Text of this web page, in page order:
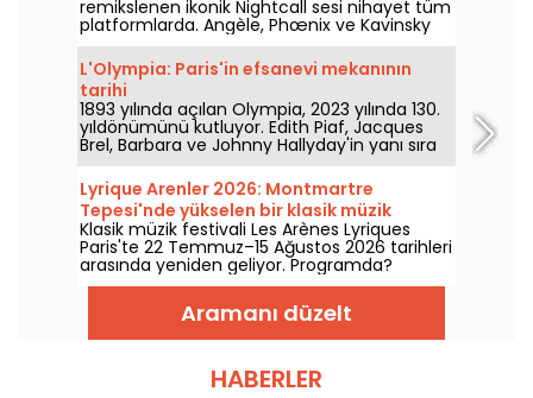
remikslenen ikonik Nightcall sesi nihayet tüm
platformlarda. Angèle, Phœnix ve Kavinsky
tarafından yapılan bir versiyon, resmi olarak
yayınlanmadan önce zaten heyecan
yaratmıştı.
L'Olympia: Paris'in efsanevi mekanının
tarihi
1893 yılında açılan Olympia, 2023 yılında 130.
yıldönümünü kutluyor. Edith Piaf, Jacques
Brel, Barbara ve Johnny Hallyday'in yanı sıra
Billie Holiday, The Beatles ve The Rolling
Stones gibi isimlerin sahne aldığı bu efsanevi
Paris konser ve eğlence mekânının tarihine
bir göz atıyoruz.
Lyrique Arenler 2026: Montmartre
Tepesi'nde yükselen bir klasik müzik
festivali
Klasik müzik festivali Les Arènes Lyriques
Paris'te 22 Temmuz–15 Ağustos 2026 tarihleri
arasında yeniden geliyor. Programda?
Montmartre Arenleri’nde sahnelenecek tam
16 konser var; büyük klasikleri dinlemek için
adeta bir cennet olan bu mekân.
Aramanı düzelt
HABERLER